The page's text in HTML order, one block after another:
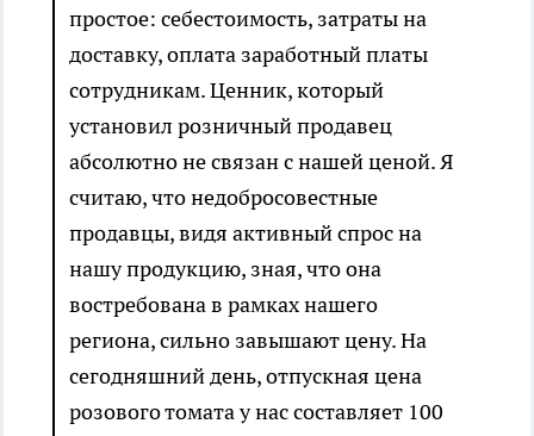
простое: себестоимость, затраты на
доставку, оплата заработный платы
сотрудникам. Ценник, который
установил розничный продавец
абсолютно не связан с нашей ценой. Я
считаю, что недобросовестные
продавцы, видя активный спрос на
нашу продукцию, зная, что она
востребована в рамках нашего
региона, сильно завышают цену. На
сегодняшний день, отпускная цена
розового томата у нас составляет 100